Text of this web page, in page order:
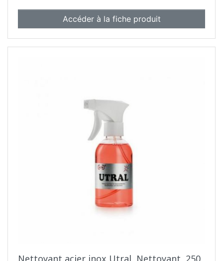
Accéder à la fiche produit
Nettoyant acier inox Utral, Nettoyant, 250